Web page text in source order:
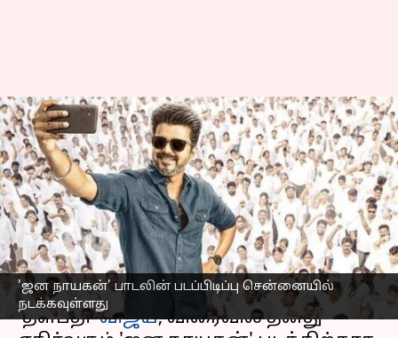
'ஜன நாயகன்' பாடலின் படப்பிடிப்பு சென்னையில்
நடக்கவுள்ளது
விஜய்யின் 'ஜன நாயகன்'
பாடலின் படப்பிடிப்பு
சென்னையில்
நடக்கவுள்ளது
எழுதியவர் Venkatalakshmi V Mar 11, 2025 05:46 pm
செய்தி முன்னோட்டம்
'தளபதி'விஜய், விரைவில் தனது